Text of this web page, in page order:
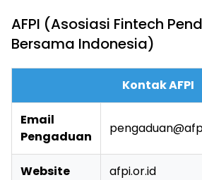
AFPI (Asosiasi Fintech
Bersama Indonesia)
Kontak AFPI
Email
Pengaduan
Website afpi.or.id